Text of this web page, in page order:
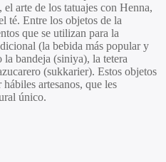
arte de los tatuajes con Henna,
té. Entre los objetos de la
que se utilizan para la
(la bebida más popular y
bandeja (siniya), la tetera
(sukkarier). Estos objetos
artesanos, que les
único.